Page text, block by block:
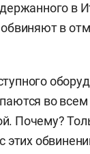
в
обвиняют в
во
Почему?
этих